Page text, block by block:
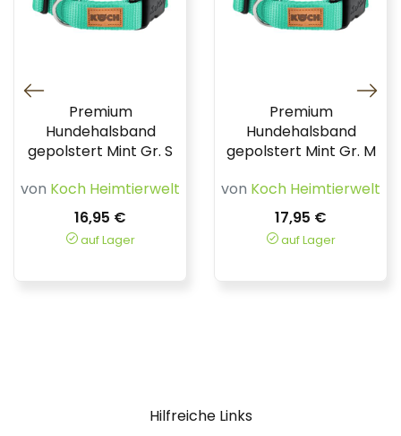
Premium
Hundehalsband
gepolstert Mint Gr. S
von Koch Heimtierwelt
16,95 €
auf Lager
Premium
Hundehalsband
gepolstert Mint Gr. M
von Koch Heimtierwelt
17,95 €
auf Lager
Hilfreiche Links